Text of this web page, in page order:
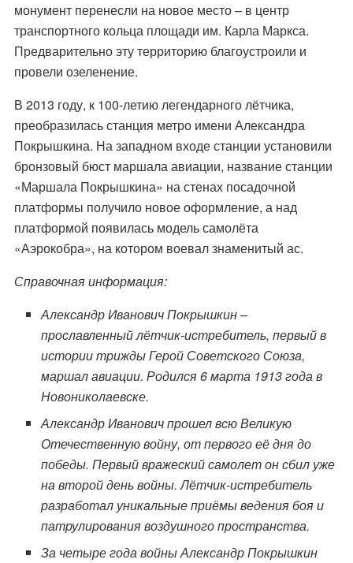
монумент перенесли на новое место – в центр
транспортного кольца площади им. Карла Маркса.
Предварительно эту территорию благоустроили и
провели озеленение.
В 2013 году, к 100-летию легендарного лётчика,
преобразилась станция метро имени Александра
Покрышкина. На западном входе станции установили
бронзовый бюст маршала авиации, название станции
«Маршала Покрышкина» на стенах посадочной
платформы получило новое оформление, а над
платформой появилась модель самолёта
«Аэрокобра», на котором воевал знаменитый ас.
Справочная информация:
Александр Иванович Покрышкин –
прославленный лётчик-истребитель, первый в
истории трижды Герой Советского Союза,
маршал авиации. Родился 6 марта 1913 года в
Новониколаевске.
Александр Иванович прошел всю Великую
Отечественную войну, от первого её дня до
победы. Первый вражеский самолет он сбил уже
на второй день войны. Лётчик-истребитель
разработал уникальные приёмы ведения боя и
патрулирования воздушного пространства.
За четыре года войны Александр Покрышкин